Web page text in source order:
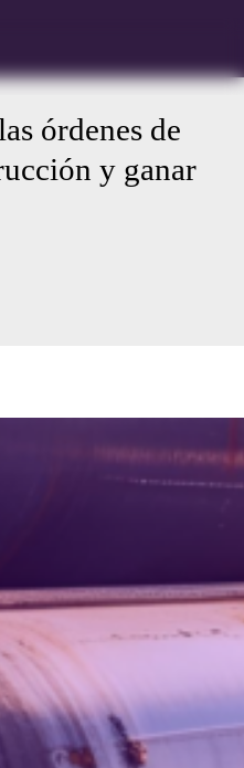
órdenes de
y ganar